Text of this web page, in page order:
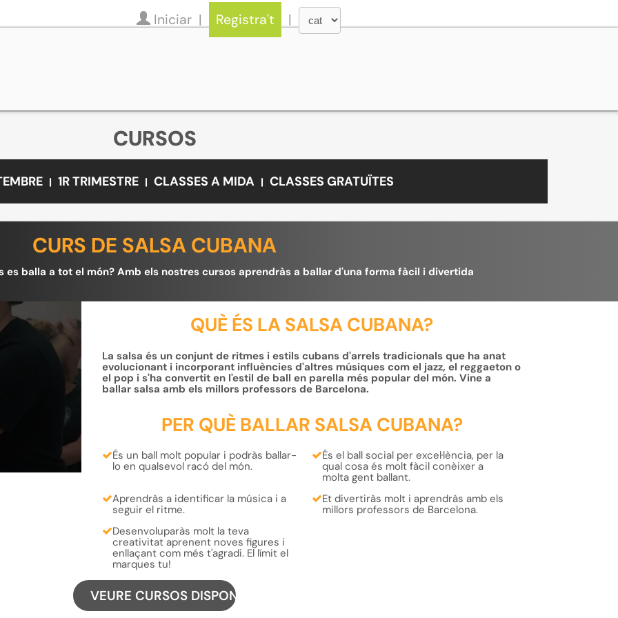
Iniciar Registra't
CURSOS
1R TRIMESTRE CLASSES A MIDA CLASSES GRATUÏTES
CURS DE SALSA CUBANA
es balla a tot el món? Amb els nostres cursos aprendràs a ballar d'una forma fàcil i divertida
QUÈ ÉS LA SALSA CUBANA?
La salsa és un conjunt de ritmes i estils cubans d'arrels tradicionals que ha anat
evolucionant i incorporant influències d'altres músiques com el jazz, el reggaeton o
el pop i s'ha convertit en l'estil de ball en parella més popular del món. Vine a
ballar salsa amb els millors professors de Barcelona.
PER QUÈ BALLAR SALSA CUBANA?
És un ball molt popular i podràs ballar-
lo en qualsevol racó delmón.
És el ball social per excel·lència, per la
qual cosa és molt fàcilconèixer a
moltagent ballant.
Aprendràs aidentificar la música i a
seguir el ritme.
Et divertiràs molt i aprendràs amb els
millors professors de Barcelona.
Desenvoluparàs molt la teva
creativitat aprenentnoves figures i
enllaçant com més t'agradi. El límit el
marques tu!
VEURE CURSOS DISPONIBLES